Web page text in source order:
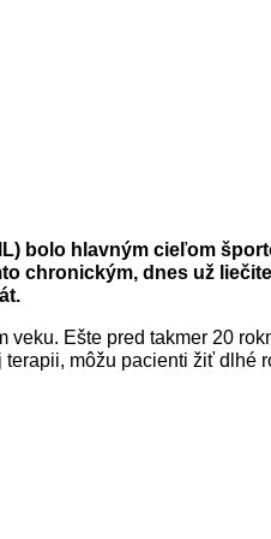
bolo hlavným cieľom
chronickým, dnes už
Ešte pred takmer 20
môžu pacienti žiť